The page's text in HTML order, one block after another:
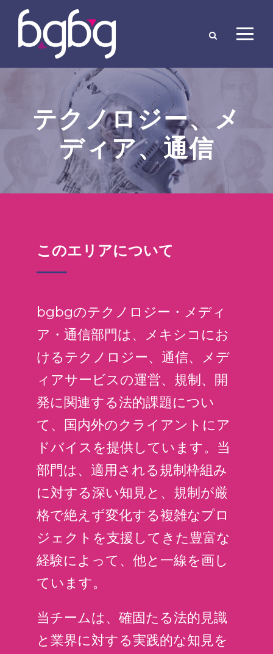
テクノロジー、メ
ディア、通信
このエリアについて
bgbgのテクノロジー・メディ
ア・通信部門は、メキシコにお
けるテクノロジー、通信、メデ
ィアサービスの運営、規制、開
発に関連する法的課題につい
て、国内外のクライアントにア
ドバイスを提供しています。当
部門は、適用される規制枠組み
に対する深い知見と、規制が厳
格で絶えず変化する複雑なプロ
ジェクトを支援してきた豊富な
経験によって、他と一線を画し
ています。
当チームは、確固たる法的見識
と業界に対する実践的な知見を